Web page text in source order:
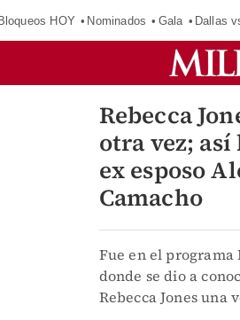
HOY Nominados Gala Dallas
Rebecca
otra vez;
ex esposo
Camacho
Fue en el programa
donde se dio a
Rebecca Jones una